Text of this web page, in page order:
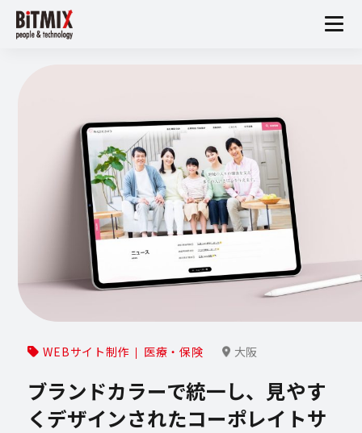
WEBサイト制作 医療・保険 大阪
ブランドカラーで統一し、見やす
くデザインされたコーポレイトサ